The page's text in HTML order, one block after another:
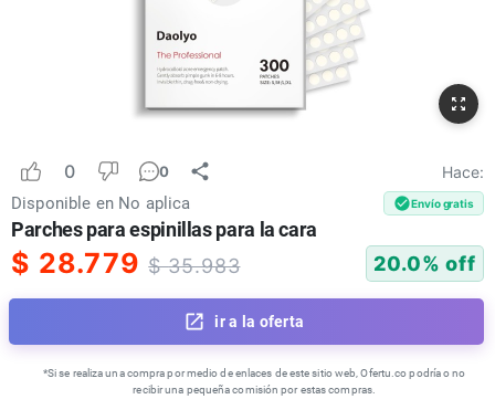
0 0 Hace:
Disponible en No aplica Envío gratis
Parches para espinillas para la cara
$ 28.779 $35.983 20.0% off
ir a la oferta
*Si se realiza una compra por medio de enlaces de este sitio web, Ofertu.co podría o no
recibir una pequeña comisión por estas compras.